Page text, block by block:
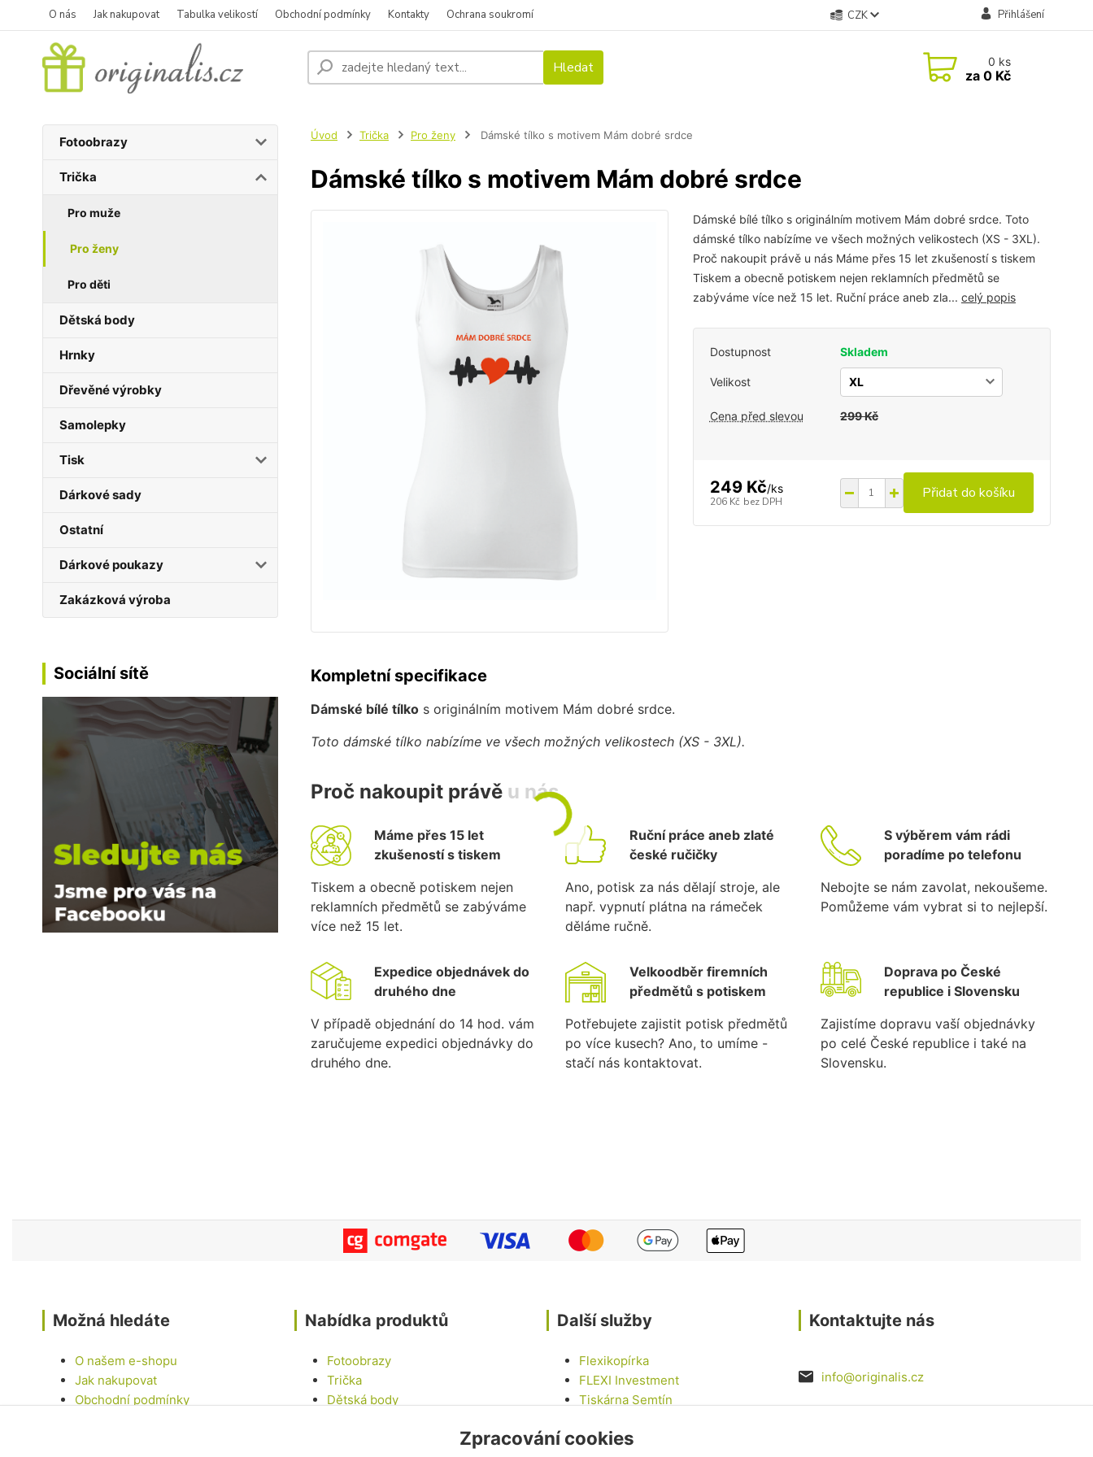
O nás Jak nakupovat Tabulka velikostí Obchodní podmínky Kontakty Ochrana soukromí CZK Přihlášení
Hledat 0 ks
za0 Kč
Fotoobrazy
Trička
Pro muže
Pro ženy
Pro děti
Dětská body
Hrnky
Dřevěné výrobky
Samolepky
Tisk
Dárkové sady
Ostatní
Dárkové poukazy
Zakázková výroba
Sociální sítě
Úvod Trička Pro ženy Dámské tílko s motivem Mám dobré srdce
Dámské tílko s motivem Mám dobré srdce
Dámské bílé tílko s originálním motivem Mám dobré srdce. Toto
dámské tílko nabízíme ve všech možných velikostech (XS - 3XL).
Proč nakoupit právě u nás Máme přes 15 let zkušeností s tiskem
Tiskem a obecně potiskem nejen reklamních předmětů se
zabýváme více než 15 let. Ruční práce aneb zla... celý popis
Dostupnost Skladem
Velikost
Cena před slevou 299 Kč
249 Kč/ks
206 Kč bez DPH Přidat do košíku
Kompletní specifikace
Dámské bílé tílkos originálním motivem Mám dobré srdce.
Toto dámské tílko nabízíme ve všech možných velikostech (XS - 3XL).
Proč nakoupit právě u nás
Máme přes 15 let
zkušeností s tiskem
Tiskem a obecně potiskem nejen
reklamních předmětů se zabýváme
více než 15 let.
Ruční práce aneb zlaté
české ručičky
Ano, potisk za nás dělají stroje, ale
např. vypnutí plátna na rámeček
děláme ručně.
S výběrem vám rádi
poradíme po telefonu
Nebojte se nám zavolat, nekoušeme.
Pomůžeme vám vybrat si to nejlepší.
Expedice objednávek do
druhého dne
V případě objednání do 14 hod. vám
zaručujeme expedici objednávky do
druhého dne.
Velkoodběr firemních
předmětů s potiskem
Potřebujete zajistit potisk předmětů
po více kusech? Ano, to umíme -
stačí nás kontaktovat.
Doprava po České
republice i Slovensku
Zajistíme dopravu vaší objednávky
po celé České republice i také na
Slovensku.
Možná hledáte
O našem e-shopu
Jak nakupovat
Obchodní podmínky
Nabídka produktů
Fotoobrazy
Trička
Dětská body
Další služby
Flexikopírka
FLEXI Investment
Tiskárna Semtín
Chalupa na vesnici
Kontaktujte nás
info@originalis.cz
Zpracování cookies